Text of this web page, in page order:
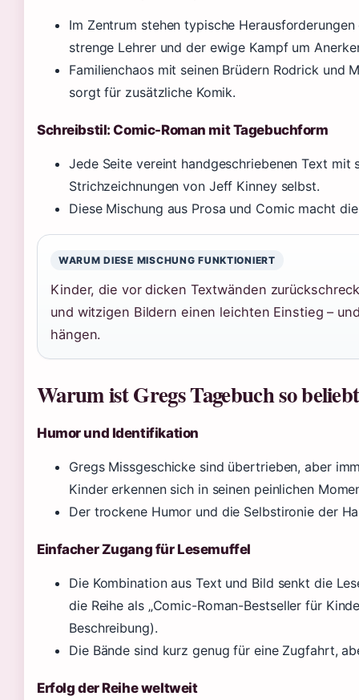
Im Zentrum stehen typische
strenge Lehrer und der ewige Kampf um
Familienchaos mit seinen Brüdern Rodrick und
sorgt für zusätzliche Komik.
Schreibstil: Comic-Roman mit Tagebuchform
Jede Seite vereint handgeschriebenen Text mit
Strichzeichnungen von Jeff Kinney selbst.
Diese Mischung aus Prosa und Comic macht
WARUM DIESE MISCHUNG FUNKTIONIERT
Kinder, die vor dicken Textwänden
und witzigen Bildern einen leichten Einstieg –
hängen.
Warum ist Gregs Tagebuch so
Humor und Identifikation
Gregs Missgeschicke sind übertrieben, aber
Kinder erkennen sich in seinen peinlichen
Der trockene Humor und die Selbstironie der
Einfacher Zugang für Lesemuffel
Die Kombination aus Text und Bild senkt die
die Reihe als „Comic-Roman-Bestseller für
Beschreibung).
Die Bände sind kurz genug für eine Zugfahrt,
Erfolg der Reihe weltweit